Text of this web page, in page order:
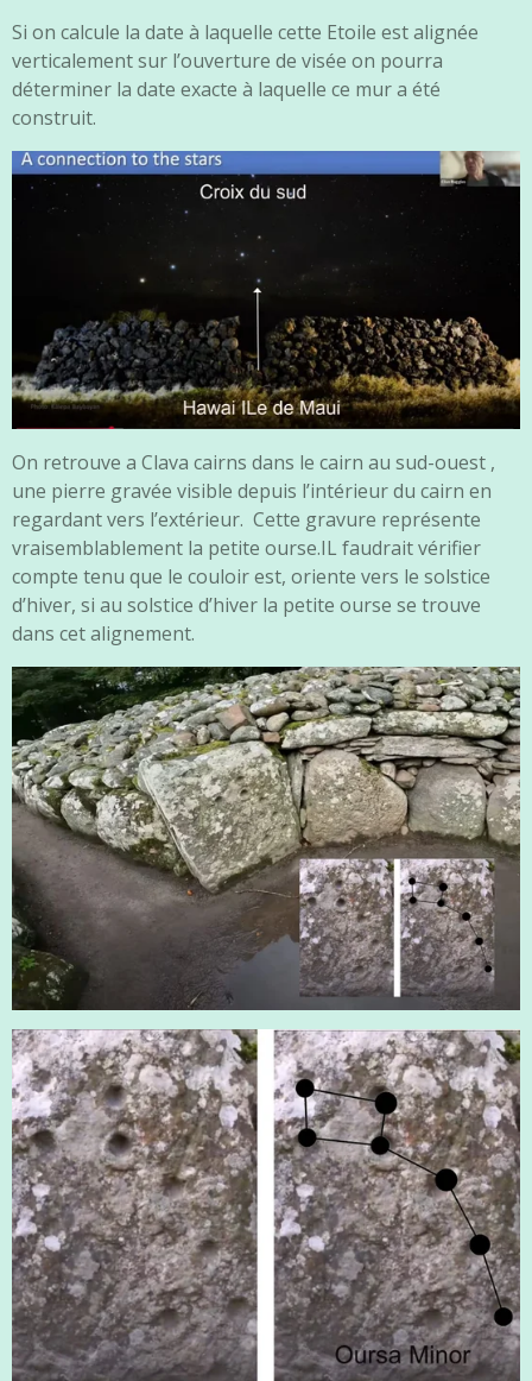
Si on calcule la date à laquelle cette Etoile est alignée
verticalement sur l’ouverture de visée on pourra
déterminer la date exacte à laquelle ce mur a été
construit.
On retrouve a Clava cairns dans le cairn au sud-ouest ,
une pierre gravée visible depuis l’intérieur du cairn en
regardant vers l’extérieur. Cette gravure représente
vraisemblablement la petite ourse.IL faudrait vérifier
compte tenu que le couloir est, oriente vers le solstice
d’hiver, si au solstice d’hiver la petite ourse se trouve
dans cet alignement.